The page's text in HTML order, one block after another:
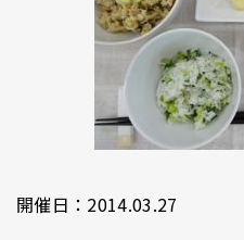
開催日：2014.03.27